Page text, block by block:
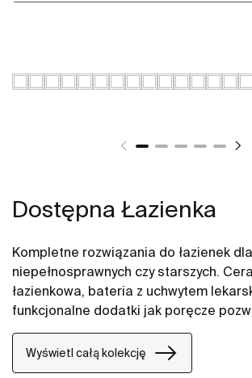
Dostępna Łazienka
Kompletne rozwiązania do łazienek
niepełnosprawnych czy starszych.
łazienkowa, bateria z uchwytem
funkcjonalne dodatki jak poręcze
zapewnienie komfortowej przestrzeni
Wyświetl całą kolekcję